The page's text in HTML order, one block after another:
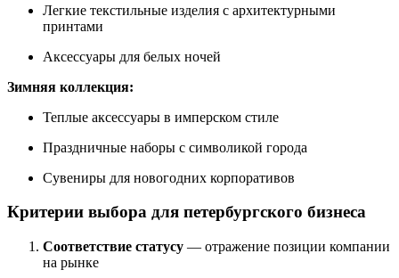
Легкие текстильные изделия с архитектурными
принтами
Аксессуары для белых ночей
Зимняя коллекция:
Теплые аксессуары в имперском стиле
Праздничные наборы с символикой города
Сувениры для новогодних корпоративов
Критерии выбора для петербургского бизнеса
Соответствие статусу — отражение позиции компании
на рынке